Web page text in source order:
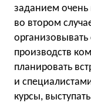
заданием
во втором
производств
планировать
и
курсы,